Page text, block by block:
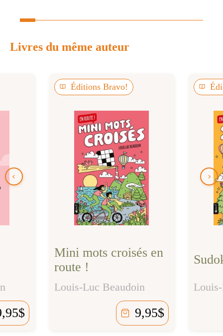
Livres du même auteur
Éditions Bravo!
Mini mots croisés en
route !
Louis-Luc Beaudoin
9,95$
$